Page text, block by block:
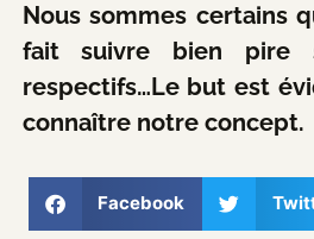
Nous sommes certains
fait suivre bien pire
respectifs…Le but est
connaître notre concept.
Facebook